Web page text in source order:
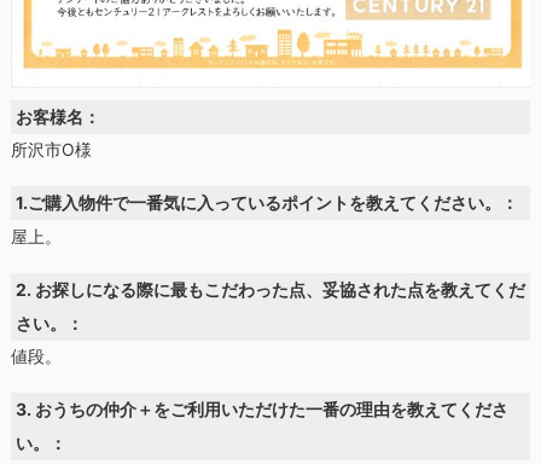
お客様名：
所沢市O様
1.ご購入物件で一番気に入っているポイントを教えてください。：
屋上。
2. お探しになる際に最もこだわった点、妥協された点を教えてくだ
さい。：
値段。
3. おうちの仲介＋をご利用いただけた一番の理由を教えてくださ
い。：